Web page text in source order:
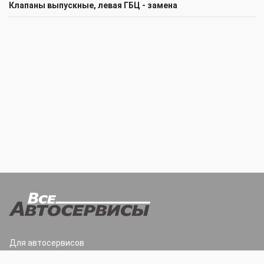
Клапаны выпускные, левая ГБЦ - замена
Для автосервисов